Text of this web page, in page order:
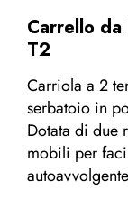
Carrello
T2
Carriola a 2
serbatoio in
Dotata di due
mobili per